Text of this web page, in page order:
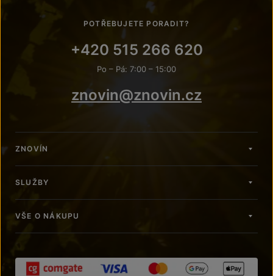
POTŘEBUJETE PORADIT?
+420 515 266 620
Po – Pá: 7:00 – 15:00
znovin@znovin.cz
ZNOVÍN
SLUŽBY
VŠE O NÁKUPU